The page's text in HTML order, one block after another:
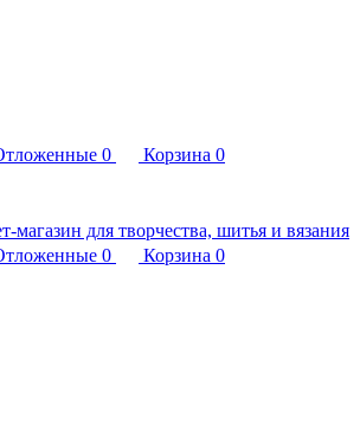
0 Корзина 0
0 Корзина 0